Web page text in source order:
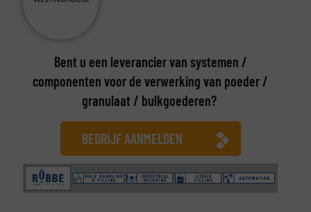
Bent u een leverancier van systemen /
componenten voor de verwerking van poeder /
granulaat / bulkgoederen?
BEDRIJF AANMELDEN